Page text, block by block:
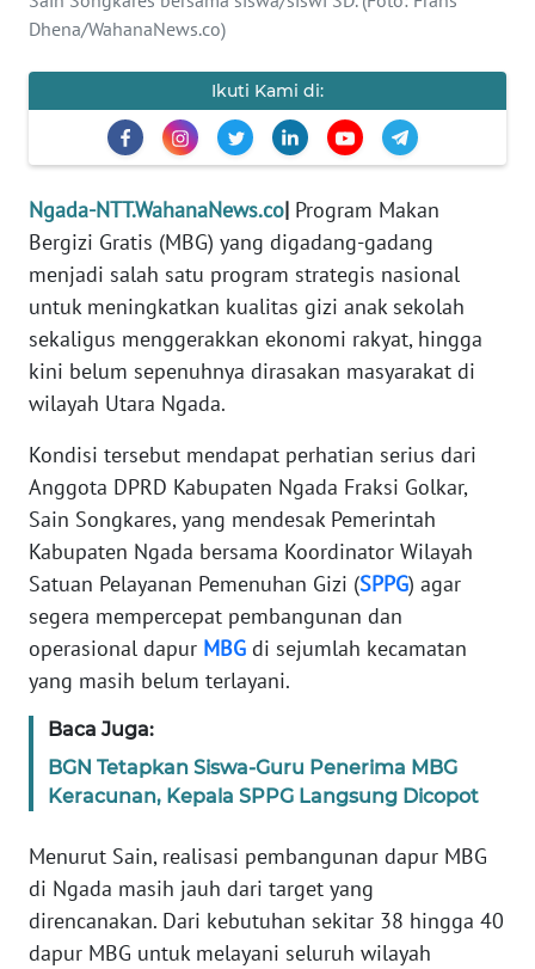
Dhena/WahanaNews.co)
Ikuti Kami di:
Ngada-NTT.WahanaNews.co| Program Makan
Bergizi Gratis (MBG) yang digadang-gadang
menjadi salah satu program strategis nasional
untuk meningkatkan kualitas gizi anak sekolah
sekaligus menggerakkan ekonomi rakyat, hingga
kini belum sepenuhnya dirasakan masyarakat di
wilayah Utara Ngada.
Kondisi tersebut mendapat perhatian serius dari
Anggota DPRD Kabupaten Ngada Fraksi Golkar,
Sain Songkares, yang mendesak Pemerintah
Kabupaten Ngada bersama Koordinator Wilayah
Satuan Pelayanan Pemenuhan Gizi (SPPG) agar
segera mempercepat pembangunan dan
operasional dapur MBG di sejumlah kecamatan
yang masih belum terlayani.
Baca Juga:
BGN Tetapkan Siswa-Guru Penerima MBG
Keracunan, Kepala SPPG Langsung Dicopot
Menurut Sain, realisasi pembangunan dapur MBG
di Ngada masih jauh dari target yang
direncanakan. Dari kebutuhan sekitar 38 hingga 40
dapur MBG untuk melayani seluruh wilayah
KAMI
PEDOMAN
MEDIA
SIBER
REDAKSI
KARIR
DISCLAIMER
Wahana
News
Regional
WN
SUMUT
WN
JAKARTA
JABAR
WN